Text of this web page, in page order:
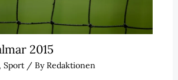
2015
, Sport/ ByRedaktionen